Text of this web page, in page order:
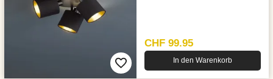
CHF 99.95
In den Warenkorb